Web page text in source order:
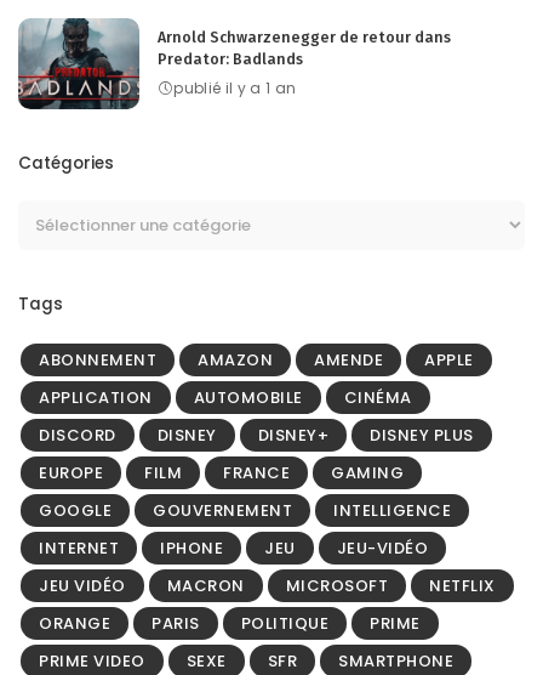
Arnold Schwarzenegger de retour dans
Predator: Badlands
publié il y a 1 an
Catégories
Tags
ABONNEMENT AMAZON AMENDE
APPLE
APPLICATION
AUTOMOBILE
CINÉMA
DISCORD
DISNEY DISNEY+
DISNEY PLUS
EUROPE
FILM FRANCE
GAMING
GOOGLE
GOUVERNEMENT
INTELLIGENCE
INTERNET
IPHONE JEU
JEU-VIDÉO
JEU VIDÉO
MACRON MICROSOFT
NETFLIX
ORANGE
PARIS POLITIQUE
PRIME
PRIME VIDEO
SEXE SFR
SMARTPHONE